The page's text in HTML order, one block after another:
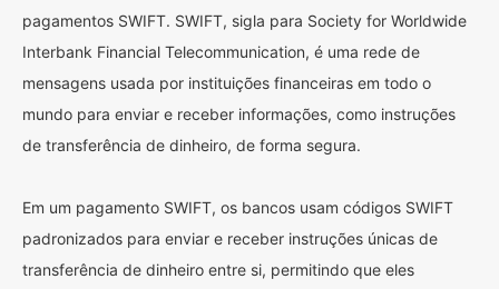
pagamentos SWIFT. SWIFT, sigla para Society for Worldwide
Interbank Financial Telecommunication, é uma rede de
mensagens usada por instituições financeiras em todo o
mundo para enviar e receber informações, como instruções
de transferência de dinheiro, de forma segura.
Em um pagamento SWIFT, os bancos usam códigos SWIFT
padronizados para enviar e receber instruções únicas de
transferência de dinheiro entre si, permitindo que eles